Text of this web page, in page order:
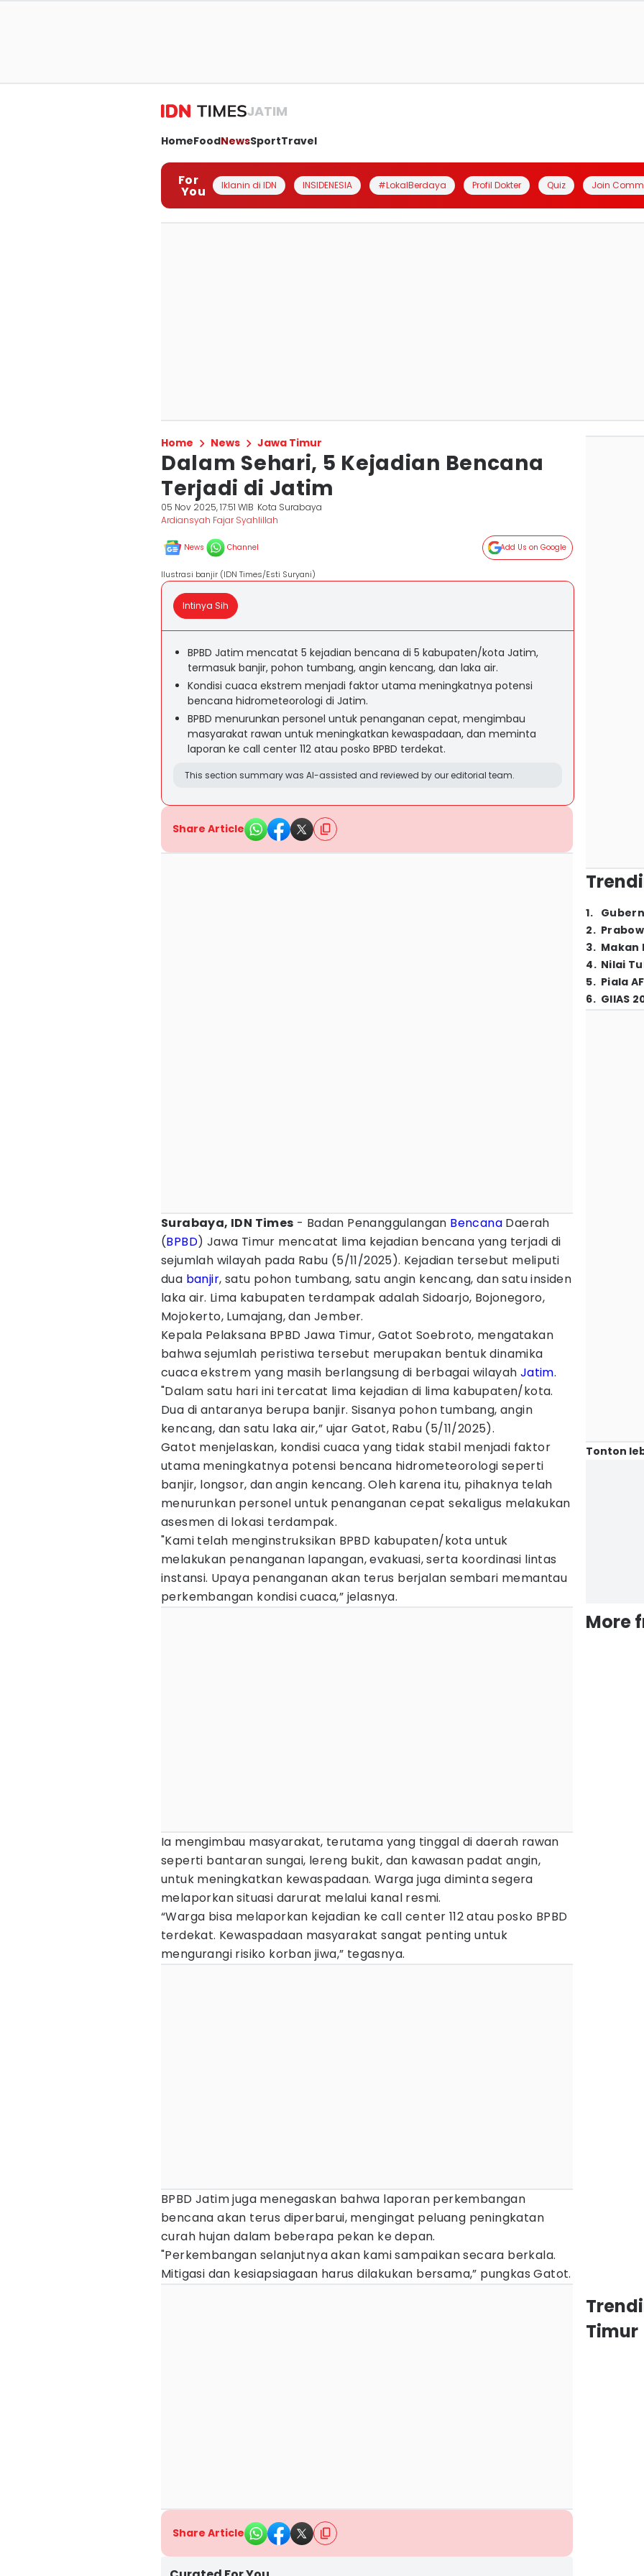
JATIM
HomeFoodNewsSportTravel
For
You Iklanin di IDN INSIDENESIA #LokalBerdaya Profil Dokter Quiz Join
Home News Jawa Timur
Dalam Sehari, 5 Kejadian Bencana
Terjadi di Jatim
05 Nov 2025, 17:51 WIB Kota Surabaya
Ardiansyah Fajar Syahlillah
News Channel Add Us on Google
Ilustrasi banjir (IDN Times/Esti Suryani)
Intinya Sih
BPBD Jatim mencatat 5 kejadian bencana di 5 kabupaten/kota Jatim,
termasuk banjir, pohon tumbang, angin kencang, dan laka air.
Kondisi cuaca ekstrem menjadi faktor utama meningkatnya potensi
bencana hidrometeorologi di Jatim.
BPBD menurunkan personel untuk penanganan cepat, mengimbau
masyarakat rawan untuk meningkatkan kewaspadaan, dan meminta
laporan ke call center 112 atau posko BPBD terdekat.
This section summary was AI-assisted and reviewed by our editorial team.
Share Article
Surabaya, IDN Times - Badan Penanggulangan Bencana Daerah
(BPBD) Jawa Timur mencatat lima kejadian bencana yang terjadi di
sejumlah wilayah pada Rabu (5/11/2025). Kejadian tersebut meliputi
dua banjir, satu pohon tumbang, satu angin kencang, dan satu insiden
laka air. Lima kabupaten terdampak adalah Sidoarjo, Bojonegoro,
Mojokerto, Lumajang, dan Jember.
Kepala Pelaksana BPBD Jawa Timur, Gatot Soebroto, mengatakan
bahwa sejumlah peristiwa tersebut merupakan bentuk dinamika
cuaca ekstrem yang masih berlangsung di berbagai wilayah Jatim.
"Dalam satu hari ini tercatat lima kejadian di lima kabupaten/kota.
Dua di antaranya berupa banjir. Sisanya pohon tumbang, angin
kencang, dan satu laka air,” ujar Gatot, Rabu (5/11/2025).
Gatot menjelaskan, kondisi cuaca yang tidak stabil menjadi faktor
utama meningkatnya potensi bencana hidrometeorologi seperti
banjir, longsor, dan angin kencang. Oleh karena itu, pihaknya telah
menurunkan personel untuk penanganan cepat sekaligus melakukan
asesmen di lokasi terdampak.
"Kami telah menginstruksikan BPBD kabupaten/kota untuk
melakukan penanganan lapangan, evakuasi, serta koordinasi lintas
instansi. Upaya penanganan akan terus berjalan sembari memantau
perkembangan kondisi cuaca,” jelasnya.
Ia mengimbau masyarakat, terutama yang tinggal di daerah rawan
seperti bantaran sungai, lereng bukit, dan kawasan padat angin,
untuk meningkatkan kewaspadaan. Warga juga diminta segera
melaporkan situasi darurat melalui kanal resmi.
“Warga bisa melaporkan kejadian ke call center 112 atau posko BPBD
terdekat. Kewaspadaan masyarakat sangat penting untuk
mengurangi risiko korban jiwa,” tegasnya.
BPBD Jatim juga menegaskan bahwa laporan perkembangan
bencana akan terus diperbarui, mengingat peluang peningkatan
curah hujan dalam beberapa pekan ke depan.
"Perkembangan selanjutnya akan kami sampaikan secara berkala.
Mitigasi dan kesiapsiagaan harus dilakukan bersama,” pungkas Gatot.
Share Article
1.
2.
3. Makan
4. Nilai
5. Piala
6. GIIAS
Tonton
More
Timur